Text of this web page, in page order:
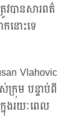
រូវបានសារពត៌
នោះទេ
Vlahovic
ក្រុម បន្ទាប់ពី
នុងរយៈពេល